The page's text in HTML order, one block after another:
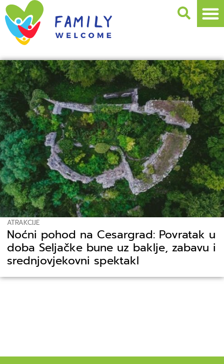
ATRAKCIJE
Noćni pohod na Cesargrad: Povratak u
doba Seljačke bune uz baklje, zabavu i
srednjovjekovni spektakl